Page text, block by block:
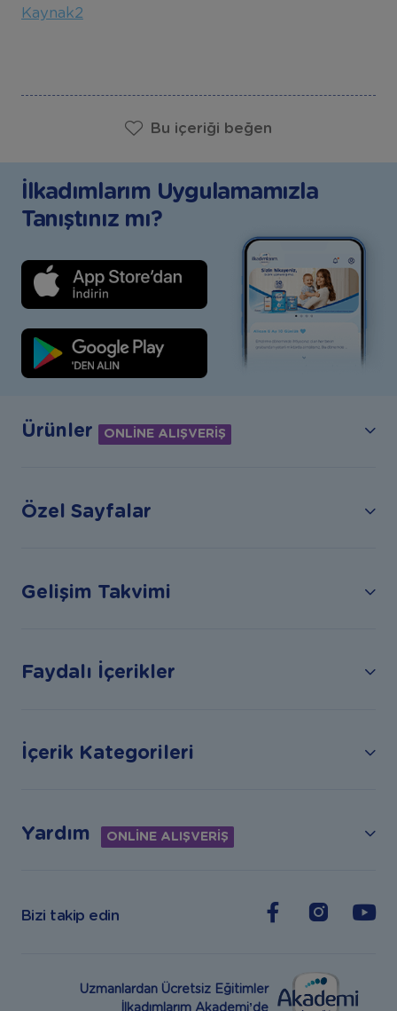
Kaynak2
Bu içeriği beğen
İlkadımlarım Uygulamamızla
Tanıştınız mı?
Ürünler ONLİNE ALIŞVERİŞ
Özel Sayfalar
Gelişim Takvimi
Faydalı İçerikler
İçerik Kategorileri
Yardım ONLİNE ALIŞVERİŞ
Bizi takip edin
Uzmanlardan Ücretsiz Eğitimler